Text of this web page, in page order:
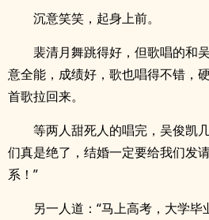
沉意笑笑，起身上前。
裴清月舞跳得好，但歌唱的和
意全能，成绩好，歌也唱得不错，
首歌拉回来。
等两人甜死人的唱完，吴俊凯
们真是绝了，结婚一定要给我们发
系！”
另一人道：“马上高考，大学